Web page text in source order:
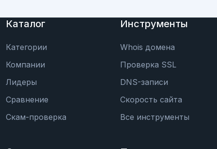
Каталог
Категории
Компании
Лидеры
Сравнение
Скам-проверка
Инструменты
Whois домена
Проверка SSL
DNS-записи
Скорость сайта
Все инструменты